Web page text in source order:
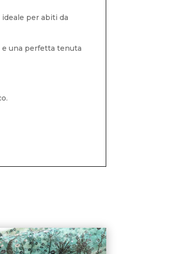
per abiti da
e una perfetta tenuta